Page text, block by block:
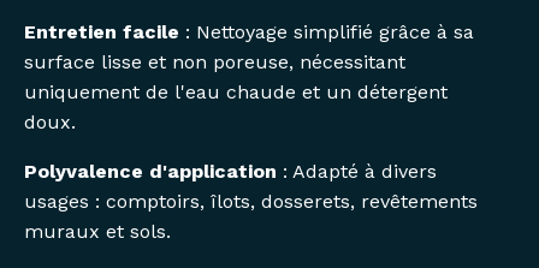
Entretien facile : Nettoyage simplifié grâce à sa
surface lisse et non poreuse, nécessitant
uniquement de l'eau chaude et un détergent
doux.
Polyvalence d'application : Adapté à divers
usages : comptoirs, îlots, dosserets, revêtements
muraux et sols.